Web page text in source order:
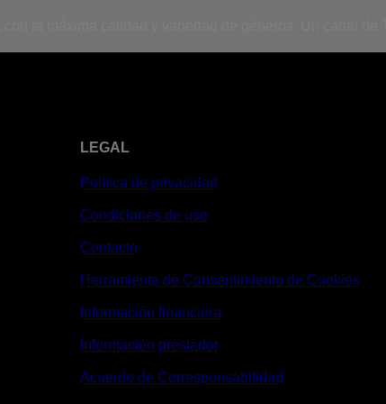
LEGAL
Política de privacidad
Condiciones de uso
Contacto
Herramienta de Consentimiento de Cookies
Información financiera
Información prestador
Acuerdo de Corresponsabilidad